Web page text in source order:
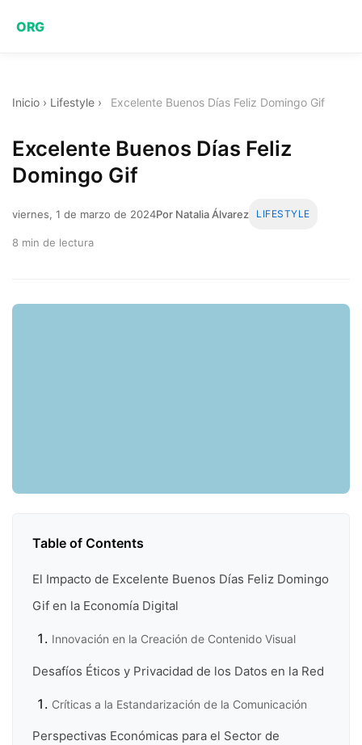
ORG
Inicio › Lifestyle › Excelente Buenos Días Feliz Domingo Gif
Excelente Buenos Días Feliz
Domingo Gif
viernes, 1 de marzo de 2024Por Natalia Álvarez LIFESTYLE
8 min de lectura
Table of Contents
El Impacto de Excelente Buenos Días Feliz Domingo
Gif en la Economía Digital
Innovación en la Creación de Contenido Visual
Desafíos Éticos y Privacidad de los Datos en la Red
Críticas a la Estandarización de la Comunicación
Perspectivas Económicas para el Sector de